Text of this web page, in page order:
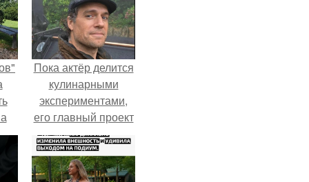
Пока актёр делится
кулинарными
экспериментами,
его главный проект
сделал серьёзный
шаг вперёд.